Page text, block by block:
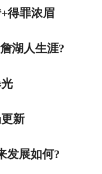
得罪浓眉
湖人生涯?
新
发展如何?